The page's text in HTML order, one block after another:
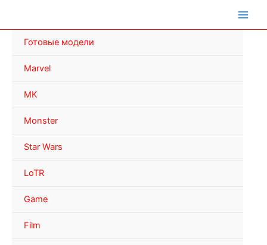
Готовые модели
Marvel
MK
Monster
Star Wars
LoTR
Game
Film